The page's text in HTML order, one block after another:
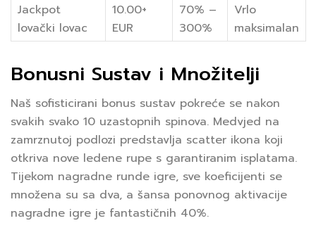
Jackpot
lovački lovac
10.00+
EUR
70% –
300%
Vrlo
maksimalan
Bonusni Sustav i Množitelji
Naš sofisticirani bonus sustav pokreće se nakon
svakih svako 10 uzastopnih spinova. Medvjed na
zamrznutoj podlozi predstavlja scatter ikona koji
otkriva nove ledene rupe s garantiranim isplatama.
Tijekom nagradne runde igre, sve koeficijenti se
množena su sa dva, a šansa ponovnog aktivacije
nagradne igre je fantastičnih 40%.